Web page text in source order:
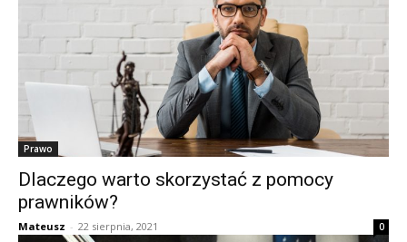
Prawo
Dlaczego warto skorzystać z pomocy
prawników?
Mateusz - 22 sierpnia, 2021 0